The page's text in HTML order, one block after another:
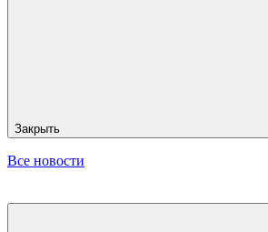
Закрыть
Все новости